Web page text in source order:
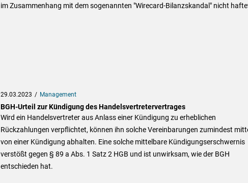
im Zusammenhang mit dem sogenannten "Wirecard-Bilanzskandal" nicht
29.03.2023 Management
BGH-Urteil zur Kündigung des Handelsvertretervertrages
Wird ein Handelsvertreter aus Anlass einer Kündigung zu erheblichen
Rückzahlungen verpflichtet, können ihn solche Vereinbarungen zumindest
von einer Kündigung abhalten. Eine solche mittelbare Kündigungserschwernis
verstößt gegen § 89 a Abs. 1 Satz 2 HGB und ist unwirksam, wie der BGH
entschieden hat.